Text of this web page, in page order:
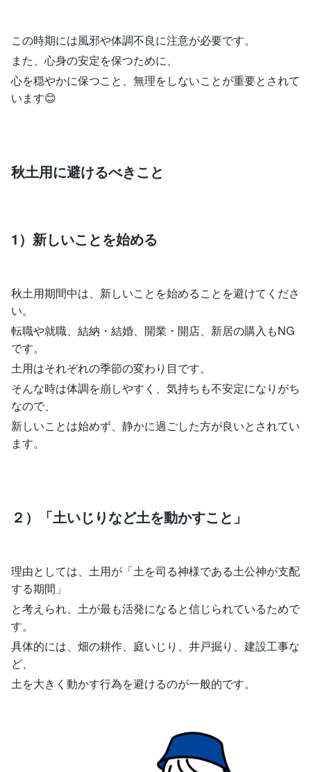
この時期には風邪や体調不良に注意が必要です。
また、心身の安定を保つために、
心を穏やかに保つこと、無理をしないことが重要とされて
います😊
秋土用に避けるべきこと
1）新しいことを始める
秋土用期間中は、新しいことを始めることを避けてくださ
い。
転職や就職、結納・結婚、開業・開店、新居の購入もNG
です。
土用はそれぞれの季節の変わり目です。
そんな時は体調を崩しやすく、気持ちも不安定になりがち
なので、
新しいことは始めず、静かに過ごした方が良いとされてい
ます。
２）「土いじりなど土を動かすこと」
理由としては、土用が「土を司る神様である土公神が支配
する期間」
と考えられ、土が最も活発になると信じられているためで
す。
具体的には、畑の耕作、庭いじり、井戸掘り、建設工事な
ど、
土を大きく動かす行為を避けるのが一般的です。